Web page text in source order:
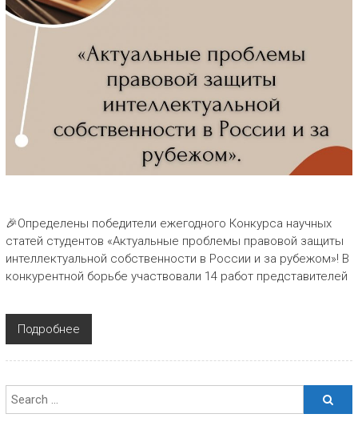
🎉Определены победители ежегодного Конкурса научных
статей студентов «Актуальные проблемы правовой защиты
интеллектуальной собственности в России и за рубежом»! В
конкурентной борьбе участвовали 14 работ представителей
Подробнее